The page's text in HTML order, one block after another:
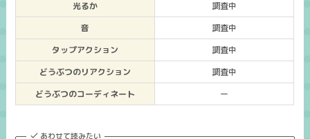
光るか
調査中
音
調査中
タップアクション
調査中
どうぶつのリアクション
調査中
どうぶつのコーディネート
ー
あわせて読みたい